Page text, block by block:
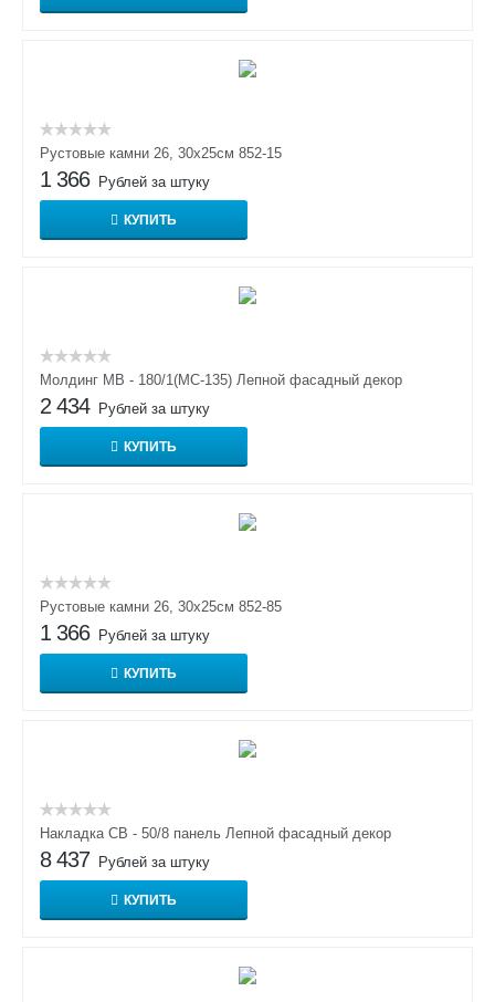
Рустовые камни 26, 30х25см 852-15
1 366 Рублей за штуку
КУПИТЬ
Молдинг МВ - 180/1(МС-135) Лепной фасадный декор
2 434 Рублей за штуку
КУПИТЬ
Рустовые камни 26, 30х25см 852-85
1 366 Рублей за штуку
КУПИТЬ
Накладка СВ - 50/8 панель Лепной фасадный декор
8 437 Рублей за штуку
КУПИТЬ